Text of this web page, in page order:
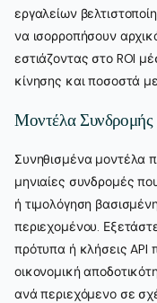
εργαλείων
να ισορροπήσουν
εστιάζοντας στο ROI
κίνησης και ποσοστά
Μοντέλα
Συνηθισμένα μοντέλα
μηνιαίες συνδρομές
ή τιμολόγηση
περιεχομένου.
πρότυπα ή κλήσεις API
οικονομική
ανά περιεχόμενο σε